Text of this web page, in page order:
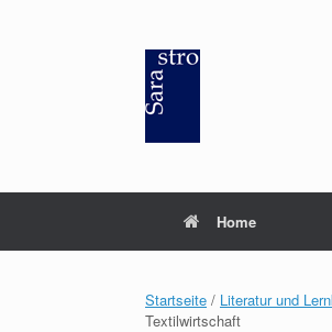
Home
Startseite / Literatur und
Textilwirtschaft